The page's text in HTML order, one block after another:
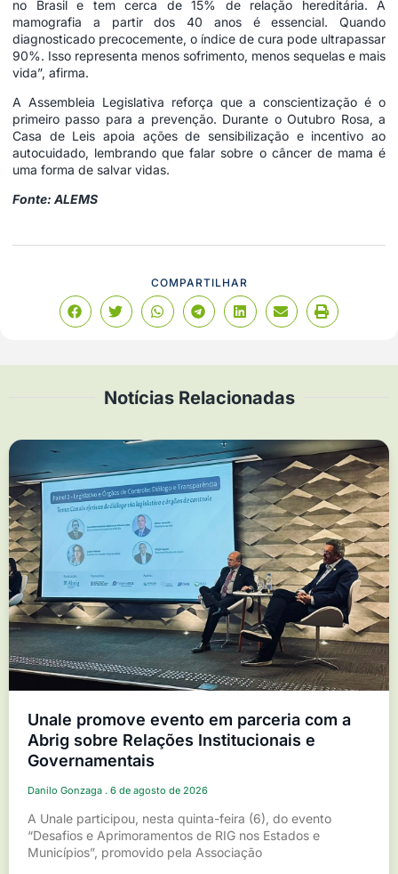
no Brasil e tem cerca de 15% de relação hereditária. A
mamografia a partir dos 40 anos é essencial. Quando
diagnosticado precocemente, o índice de cura pode ultrapassar
90%. Isso representa menos sofrimento, menos sequelas e mais
vida”, afirma.
A Assembleia Legislativa reforça que a conscientização é o
primeiro passo para a prevenção. Durante o Outubro Rosa, a
Casa de Leis apoia ações de sensibilização e incentivo ao
autocuidado, lembrando que falar sobre o câncer de mama é
uma forma de salvar vidas.
Fonte: ALEMS
COMPARTILHAR
Notícias Relacionadas
Unale promove evento em parceria com a
Abrig sobre Relações Institucionais e
Governamentais
Danilo Gonzaga 6 de agosto de 2026
A Unale participou, nesta quinta-feira (6), do evento
“Desafios e Aprimoramentos de RIG nos Estados e
Municípios”, promovido pela Associação